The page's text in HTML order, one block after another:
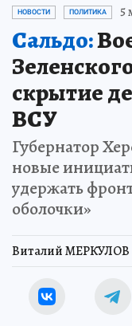
НОВОСТИ ПОЛИТИКА 5
Сальдо:
скрытие
ВСУ
Губернатор
новые
удержать
оболочки»
Виталий МЕРКУЛОВ